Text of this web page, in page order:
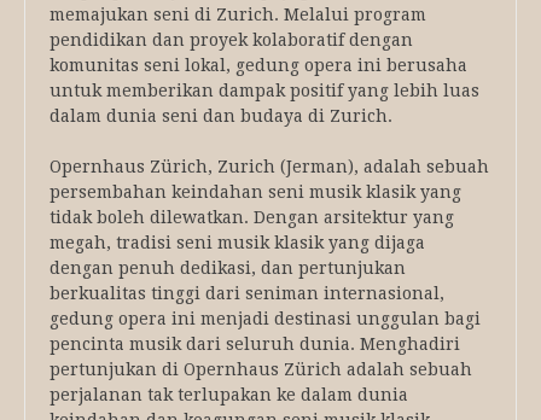
memajukan seni di Zurich. Melalui program
pendidikan dan proyek kolaboratif dengan
komunitas seni lokal, gedung opera ini berusaha
untuk memberikan dampak positif yang lebih luas
dalam dunia seni dan budaya di Zurich.
Opernhaus Zürich, Zurich (Jerman), adalah sebuah
persembahan keindahan seni musik klasik yang
tidak boleh dilewatkan. Dengan arsitektur yang
megah, tradisi seni musik klasik yang dijaga
dengan penuh dedikasi, dan pertunjukan
berkualitas tinggi dari seniman internasional,
gedung opera ini menjadi destinasi unggulan bagi
pencinta musik dari seluruh dunia. Menghadiri
pertunjukan di Opernhaus Zürich adalah sebuah
perjalanan tak terlupakan ke dalam dunia